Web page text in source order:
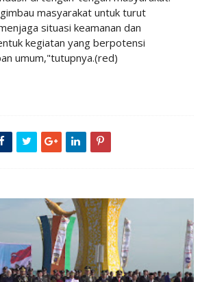
masyarakat untuk turut
situasi keamanan dan
kegiatan yang berpotensi
umum,"tutupnya.(red)